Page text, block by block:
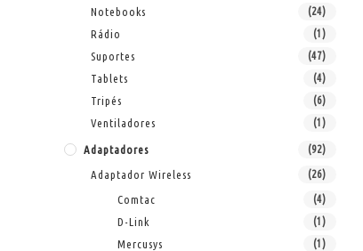
Notebooks (24)
Rádio (1)
Suportes (47)
Tablets (4)
Tripés (6)
Ventiladores (1)
Adaptadores (92)
Adaptador Wireless (26)
Comtac (4)
D-Link (1)
Mercusys (1)